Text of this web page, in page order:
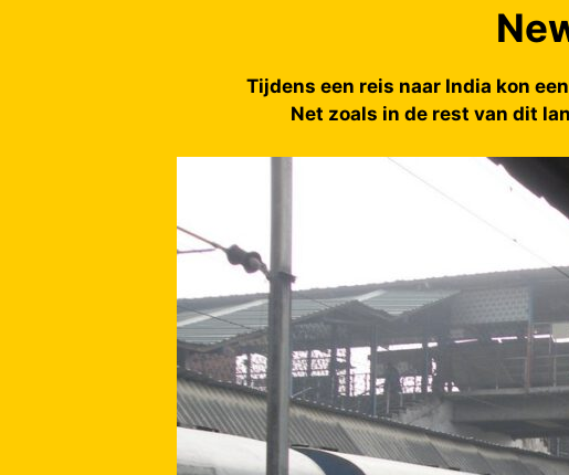
Tijdens een reis naar India kon
Net zoals in de rest van dit